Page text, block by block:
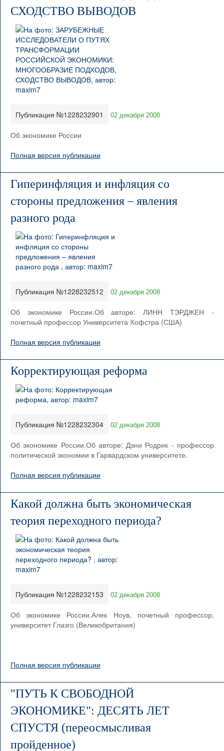
СХОДСТВО ВЫВОДОВ
Публикация №1228232901 02 декабря 2008
Об экономике России
Полная версия публикации
Гиперинфляция и инфляция со
стороны предложения – явления
разного рода
Публикация №1228232512 02 декабря 2008
Об экономике России.Об авторе: ЛИНН ТЭРДЖЕН -
почетный профессор Университета Хофстра (США)
Полная версия публикации
Корректирующая реформа
Публикация №1228232304 02 декабря 2008
Об экономике России.Об авторе: Дэни Родрик - профессор
политической экономии в Гарвардском университете.
Полная версия публикации
Какой должна быть экономическая
теория переходного периода?
Публикация №1228232153 02 декабря 2008
Об экономике России.Алек Ноув, почетный профессор,
университет Глазго (Великобритания)
Полная версия публикации
"ПУТЬ К СВОБОДНОЙ
ЭКОНОМИКЕ": ДЕСЯТЬ ЛЕТ
СПУСТЯ (переосмысливая
пройденное)